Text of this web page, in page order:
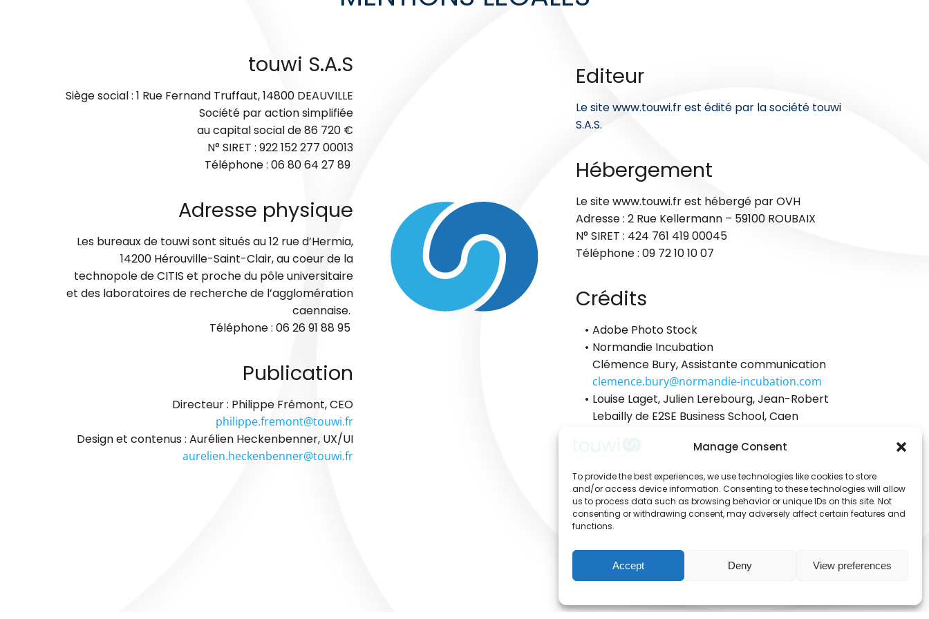
Manage Consent
To provide the best experiences, we use technologies like cookies to store
and/or access device information. Consenting to these technologies will allow
us to process data such as browsing behavior or unique IDs on this site. Not
consenting or withdrawing consent, may adversely affect certain features and
functions.
Accept Deny View preferences
touwi S.A.S
Siège social : 1 Rue Fernand Truffaut, 14800 DEAUVILLE
Société par action simplifiée
au capital social de 86 720 €
N° SIRET : 922 152 277 00013
Téléphone : 06 80 64 27 89
Adresse physique
Les bureaux de touwi sont situés au 12 rue d’Hermia,
14200 Hérouville-Saint-Clair, au coeur de la
technopole de CITIS et proche du pôle universitaire
et des laboratoires de recherche de l’agglomération
caennaise.
Téléphone : 06 26 91 88 95
Publication
Directeur : Philippe Frémont, CEO
philippe.fremont@touwi.fr
Design et contenus : Aurélien Heckenbenner, UX/UI
aurelien.heckenbenner@touwi.fr
Editeur
Le site www.touwi.fr est édité par la société touwi
S.A.S.
Hébergement
Le site www.touwi.fr est hébergé par OVH
Adresse : 2 Rue Kellermann – 59100 ROUBAIX
N° SIRET : 424 761 419 00045
Téléphone : 09 72 10 10 07
Crédits
Adobe Photo Stock
Normandie Incubation
Clémence Bury, Assistante communication
clemence.bury@normandie-incubation.com
Louise Laget, Julien Lerebourg, Jean-Robert
Lebailly de E2SE Business School, Caen